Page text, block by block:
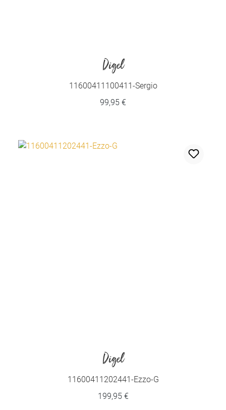
Digel
11600411100411-Sergio
99,95 €
Digel
11600411202441-Ezzo-G
199,95 €